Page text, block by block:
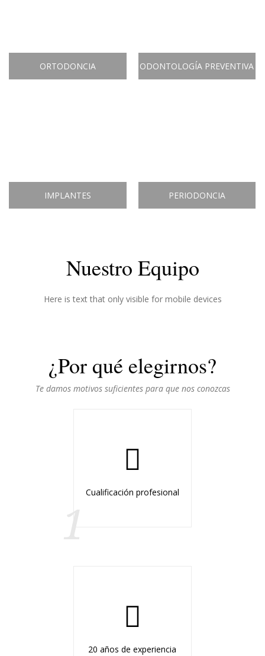
ORTODONCIA ODONTOLOGÍA PREVENTIVA
IMPLANTES PERIODONCIA
Nuestro Equipo
Here is text that only visible for mobile devices
¿Por qué elegirnos?
Te damos motivos suficientes para que nos conozcas
Cualificación profesional
1
20 años de experiencia